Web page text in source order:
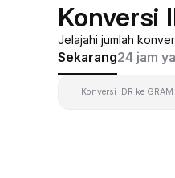
Konversi
Jelajahi jumlah
Sekarang24 jam
Konversi IDR ke GRAM